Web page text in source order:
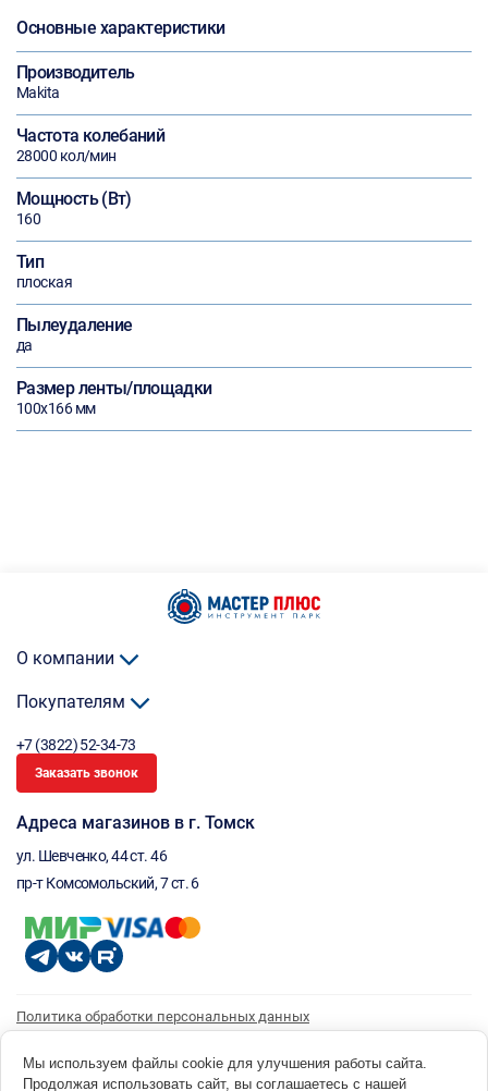
Основные характеристики
Производитель
Makita
Частота колебаний
28000 кол/мин
Мощность (Вт)
160
Тип
плоская
Пылеудаление
да
Размер ленты/площадки
100х166 мм
О компании
Покупателям
+7 (3822) 52-34-73
Заказать звонок
Адреса магазинов в г. Томск
ул. Шевченко, 44 ст. 46
пр-т Комсомольский, 7 ст. 6
Политика обработки персональных данных
Согласие на получение рассылки
Мы используем файлы cookie для улучшения работы сайта.
Продолжая использовать сайт, вы соглашаетесь с нашей